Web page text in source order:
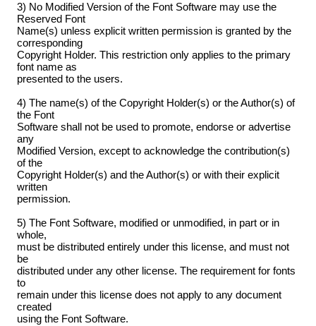
3) No Modified Version of the Font Software may use the
Reserved Font
Name(s) unless explicit written permission is granted by the
corresponding
Copyright Holder. This restriction only applies to the primary
font name as
presented to the users.
4) The name(s) of the Copyright Holder(s) or the Author(s) of
the Font
Software shall not be used to promote, endorse or advertise
any
Modified Version, except to acknowledge the contribution(s)
of the
Copyright Holder(s) and the Author(s) or with their explicit
written
permission.
5) The Font Software, modified or unmodified, in part or in
whole,
must be distributed entirely under this license, and must not
be
distributed under any other license. The requirement for fonts
to
remain under this license does not apply to any document
created
using the Font Software.